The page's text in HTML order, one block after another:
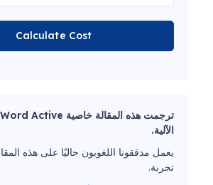
Calculate Cost
الآلية.
يعمل مدققونا اللغويون حاليًا على هذه
تجربة.